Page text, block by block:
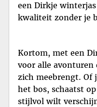
een Dirkje
kwaliteit zonder je
Kortom, met een
voor alle
zich meebrengt. Of
het bos, schaatst
stijlvol wilt